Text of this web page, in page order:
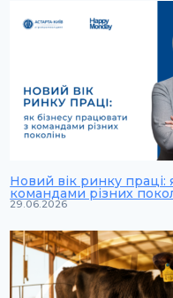
Новий вік ринку праці:
командами різних
29.06.2026